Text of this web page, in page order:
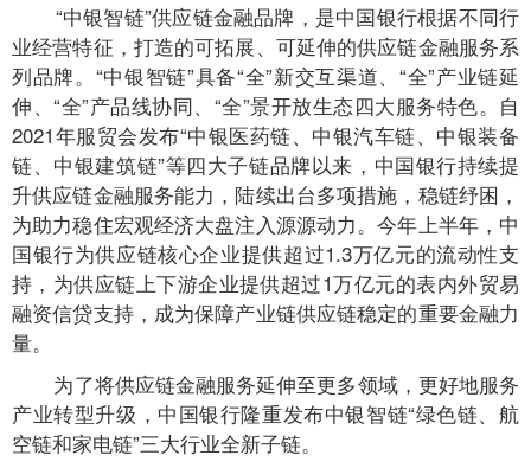
“中银智链”供应链金融品牌，是中国银行根据不同行
业经营特征，打造的可拓展、可延伸的供应链金融服务系
列品牌。“中银智链”具备“全”新交互渠道、“全”产业链延
伸、“全”产品线协同、“全”景开放生态四大服务特色。自
2021年服贸会发布“中银医药链、中银汽车链、中银装备
链、中银建筑链”等四大子链品牌以来，中国银行持续提
升供应链金融服务能力，陆续出台多项措施，稳链纾困，
为助力稳住宏观经济大盘注入源源动力。今年上半年，中
国银行为供应链核心企业提供超过1.3万亿元的流动性支
持，为供应链上下游企业提供超过1万亿元的表内外贸易
融资信贷支持，成为保障产业链供应链稳定的重要金融力
量。
为了将供应链金融服务延伸至更多领域，更好地服务
产业转型升级，中国银行隆重发布中银智链“绿色链、航
空链和家电链”三大行业全新子链。